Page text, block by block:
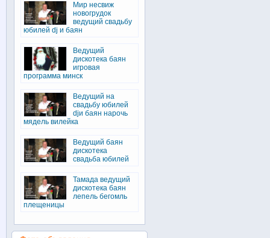
Мир несвиж
новогрудок
ведущий свадьбу
юбилей dj и баян
Ведущий
дискотека баян
игровая
программа минск
Ведущий на
свадьбу юбилей
djи баян нарочь
мядель вилейка
Ведущий баян
дискотека
свадьба юбилей
Тамада ведущий
дискотека баян
лепель бегомль
плещеницы